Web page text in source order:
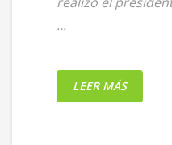
...
LEER MÁS